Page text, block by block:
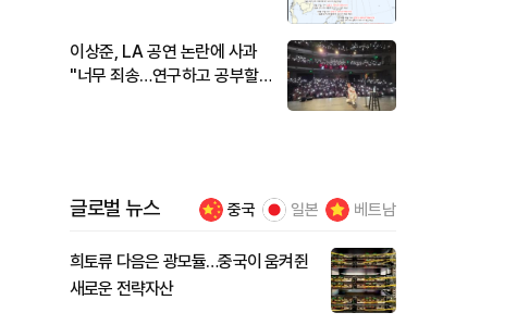
이상준, LA 공연 논란에 사과
"너무 죄송…연구하고 공부할
글로벌 뉴스 중국 일본 베트남
희토류 다음은 광모듈…중국이 움켜쥔
새로운 전략자산